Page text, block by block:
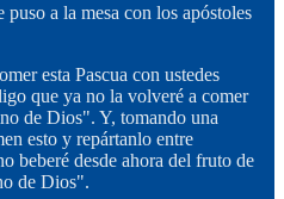
a la mesa con los apóstoles
esta Pascua con ustedes
que ya no la volveré a comer
de Dios". Y, tomando una
esto y repártanlo entre
beberé desde ahora del fruto de
de Dios".